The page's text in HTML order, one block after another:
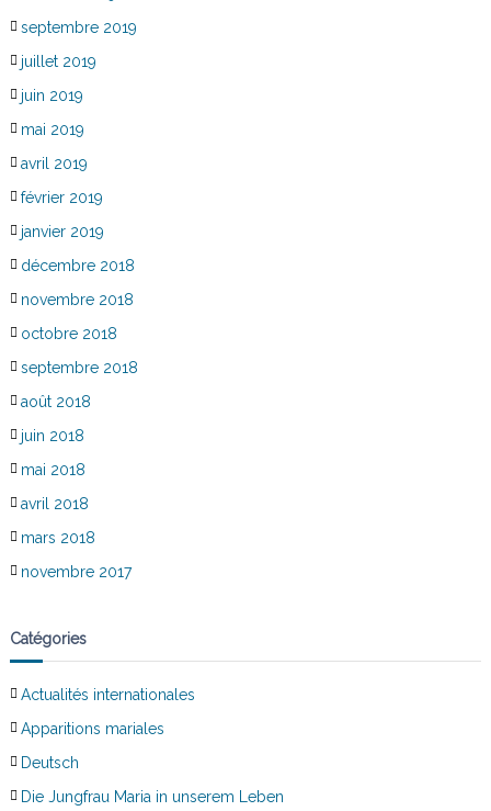
septembre 2019
juillet 2019
juin 2019
mai 2019
avril 2019
février 2019
janvier 2019
décembre 2018
novembre 2018
octobre 2018
septembre 2018
août 2018
juin 2018
mai 2018
avril 2018
mars 2018
novembre 2017
Catégories
Actualités internationales
Apparitions mariales
Deutsch
Die Jungfrau Maria in unserem Leben